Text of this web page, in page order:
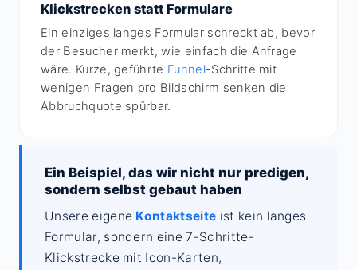
Klickstrecken statt Formulare
Ein einziges langes Formular schreckt ab, bevor
der Besucher merkt, wie einfach die Anfrage
wäre. Kurze, geführte Funnel-Schritte mit
wenigen Fragen pro Bildschirm senken die
Abbruchquote spürbar.
Ein Beispiel, das wir nicht nur predigen,
sondern selbst gebaut haben
Unsere eigene Kontaktseite ist kein langes
Formular, sondern eine 7-Schritte-
Klickstrecke mit Icon-Karten,